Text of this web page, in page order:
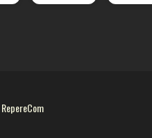
RepereCom